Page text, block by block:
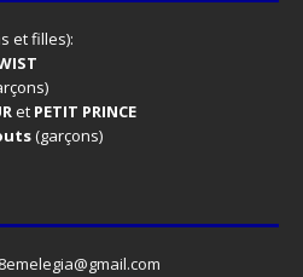
et filles):
et PETIT PRINCE
(garçons)